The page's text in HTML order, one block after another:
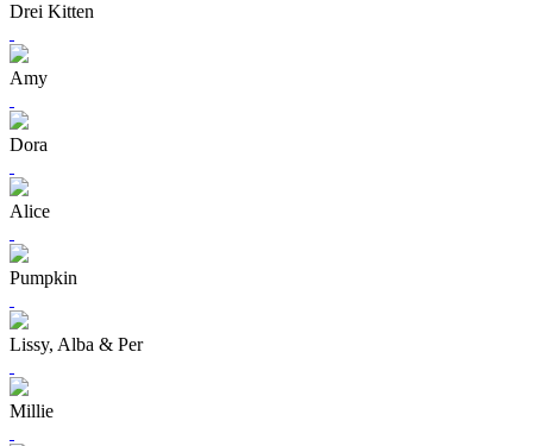
Drei Kitten
Amy
Dora
Alice
Pumpkin
Lissy, Alba & Per
Millie